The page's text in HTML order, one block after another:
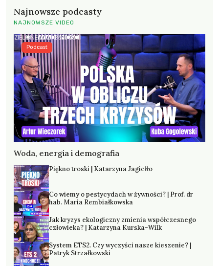
Najnowsze podcasty
NAJNOWSZE VIDEO
Woda, energia i demografia
Podcast
Piękno troski | Katarzyna Jagiełło
Co wiemy o pestycydach w żywności? | Prof. dr
hab. Maria Rembiałkowska
Jak kryzys ekologiczny zmienia współczesnego
człowieka? | Katarzyna Kurska-Wilk
System ETS2. Czy wyczyści nasze kieszenie? |
Patryk Strzałkowski